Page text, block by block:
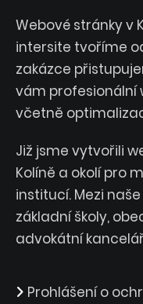
Webové stránky v
intersite tvoříme
zakázce
vám profesionální
včetně
Již jsme vytvořili
Kolíně a okolí pro
institucí. Mezi
základní školy,
advokátní
Prohlášení o